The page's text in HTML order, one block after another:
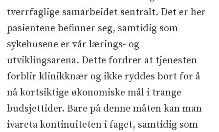
tverrfaglige samarbeidet sentralt. Det er her
pasientene befinner seg, samtidig som
sykehusene er vår lærings- og
utviklingsarena. Dette fordrer at tjenesten
forblir klinikknær og ikke ryddes bort for å
nå kortsiktige økonomiske mål i trange
budsjettider. Bare på denne måten kan man
ivareta kontinuiteten i faget, samtidig som